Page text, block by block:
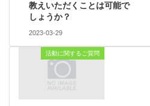
教えいただくことは可能で
しょうか？
2023-03-29
活動に関するご質問